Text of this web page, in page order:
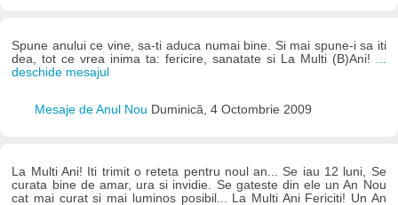
Spune anului ce vine, sa-ti aduca numai bine. Si mai spune-i sa iti
dea, tot ce vrea inima ta: fericire, sanatate si La Multi (B)Ani!
deschide mesajul
Mesaje de Anul Nou Duminică, 4 Octombrie 2009
La Multi Ani! Iti trimit o reteta pentru noul an... Se iau 12 luni, Se
curata bine de amar, ura si invidie. Se gateste din ele un An Nou
cat mai curat si mai luminos posibil... La Multi Ani Fericiti! Un An